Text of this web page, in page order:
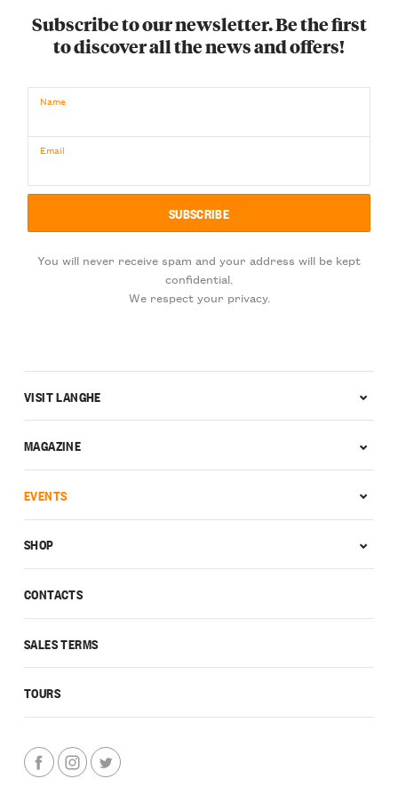
Subscribe to our newsletter. Be the first
to discover all the news and offers!
Name
Email
You will never receive spam and your address will be kept
confidential.
We respect your privacy.
CONTACTS
SALES TERMS
TOURS
VISIT LANGHE
MAGAZINE
EVENTS
SHOP